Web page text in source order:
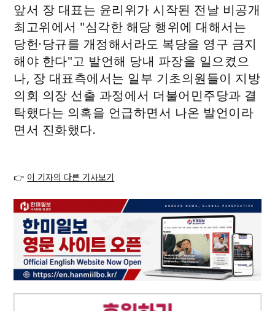
앞서 장 대표는 윤리위가 시작된 전날 비공개
최고위에서 "심각한 해당 행위에 대해서는
당헌·당규를 개정해서라도 복당을 영구 금지
해야 한다"고 발언해 당내 파장을 일으켰으
나, 장 대표측에서는 일부 기초의원들이 지방
의회 의장 선출 과정에서 더불어민주당과 결
탁했다는 의혹을 언급하면서 나온 발언이라
면서 진화했다.
👉 이 기자의 다른 기사보기